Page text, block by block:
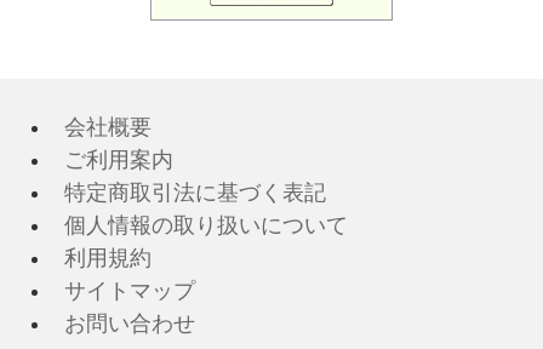
会社概要
ご利用案内
特定商取引法に基づく表記
個人情報の取り扱いについて
利用規約
サイトマップ
お問い合わせ